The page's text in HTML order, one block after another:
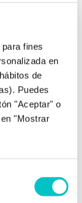
fines
en
de
Puedes
"Aceptar" o
"Mostrar
contra
en los dos
disputado
el fútbol,
y donde